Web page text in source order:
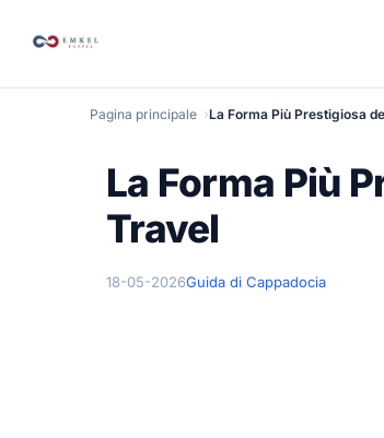
Pagina principale La Forma Più Prestigiosa
La Forma Più
Travel
18-05-2026Guida di Cappadocia